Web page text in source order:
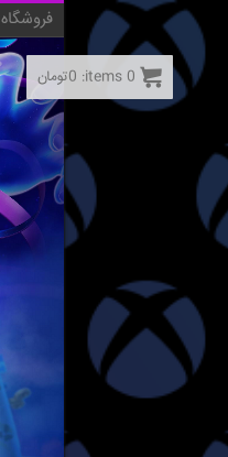
فروشگاه
0
items:
0تومان